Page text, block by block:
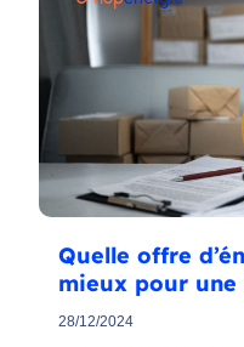
Quelle offre
mieux pour une
28/12/2024